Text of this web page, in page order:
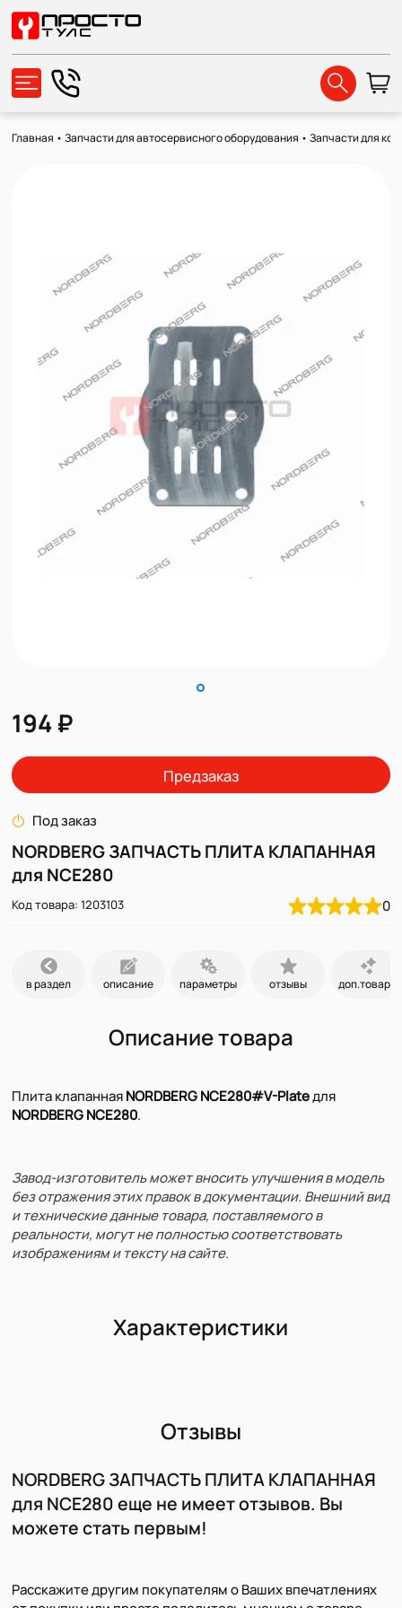
Главная •Запчасти для автосервисного оборудования •Запчасти для
194 ₽
Предзаказ
Под заказ
NORDBERG ЗАПЧАСТЬ ПЛИТА КЛАПАННАЯ
для NCE280
Код товара: 1203103 0
в раздел описание параметры отзывы доп.товары
Описание товара
Плита клапаннаяNORDBERG NCE280#V-Plateдля
NORDBERG NCE280.
Завод-изготовитель может вносить улучшения в модель
без отражения этих правок в документации. Внешний вид
и технические данные товара, поставляемого в
реальности, могут не полностью соответствовать
изображениям и тексту на сайте.
Характеристики
Отзывы
NORDBERG ЗАПЧАСТЬ ПЛИТА КЛАПАННАЯ
для NCE280 еще не имеет отзывов. Вы
можете стать первым!
Расскажите другим покупателям о Ваших впечатлениях